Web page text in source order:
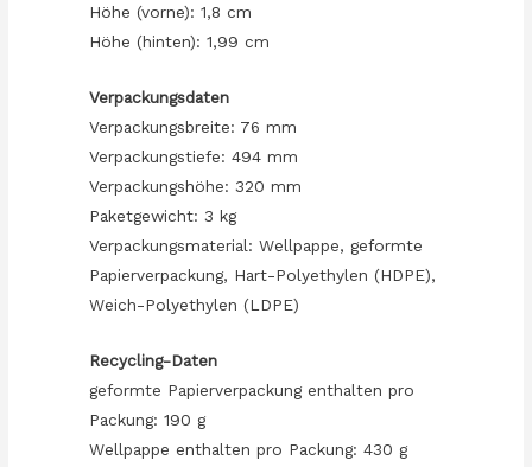
Höhe (vorne): 1,8 cm
Höhe (hinten): 1,99 cm
Verpackungsdaten
Verpackungsbreite: 76 mm
Verpackungstiefe: 494 mm
Verpackungshöhe: 320 mm
Paketgewicht: 3 kg
Verpackungsmaterial: Wellpappe, geformte
Papierverpackung, Hart-Polyethylen (HDPE),
Weich-Polyethylen (LDPE)
Recycling-Daten
geformte Papierverpackung enthalten pro
Packung: 190 g
Wellpappe enthalten pro Packung: 430 g